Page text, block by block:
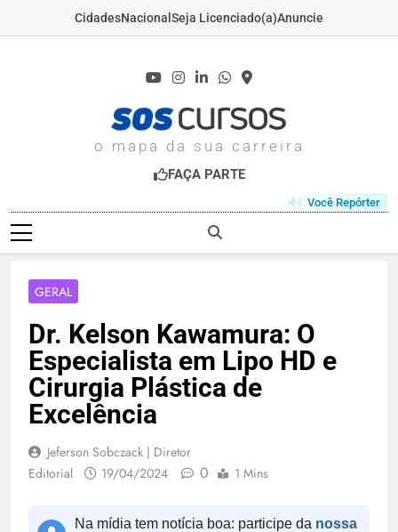
CidadesNacional Seja Licenciado(a)Anuncie
o mapa da sua carreira
FAÇA PARTE
Você Repórter
GERAL
Dr. Kelson Kawamura: O
Especialista em Lipo HD e
Cirurgia Plástica de
Excelência
Jeferson Sobczack | Diretor
Editorial
19/04/2024 0 1 Mins
Na mídia tem notícia boa: participe da nossa